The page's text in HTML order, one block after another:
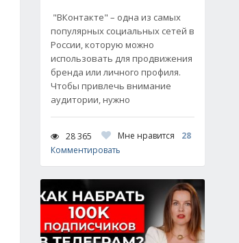
"ВКонтакте" – одна из самых
популярных социальных сетей в
России, которую можно
использовать для продвижения
бренда или личного профиля.
Чтобы привлечь внимание
аудитории, нужно
28 365 Мне нравится
28
Комментировать